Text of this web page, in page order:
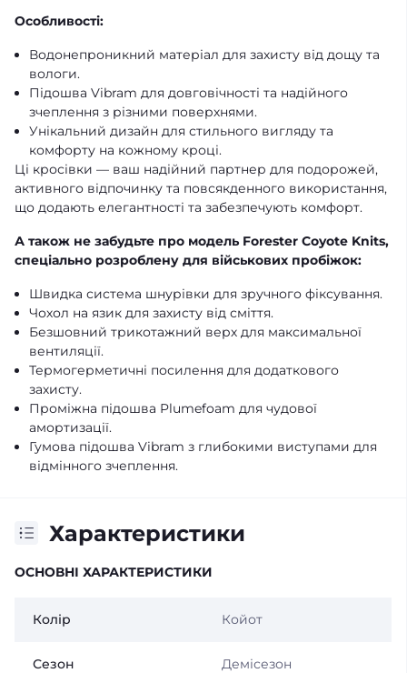
Особливості:
Водонепроникний матеріал для захисту від дощу та
вологи.
Підошва Vibram для довговічності та надійного
зчеплення з різними поверхнями.
Унікальний дизайн для стильного вигляду та
комфорту на кожному кроці.
Ці кросівки — ваш надійний партнер для подорожей,
активного відпочинку та повсякденного використання,
що додають елегантності та забезпечують комфорт.
А також не забудьте про модель Forester Coyote Knits,
спеціально розроблену для військових пробіжок:
Швидка система шнурівки для зручного фіксування.
Чохол на язик для захисту від сміття.
Безшовний трикотажний верх для максимальної
вентиляції.
Термогерметичні посилення для додаткового
захисту.
Проміжна підошва Plumefoam для чудової
амортизації.
Гумова підошва Vibram з глибокими виступами для
відмінного зчеплення.
Характеристики
ОСНОВНІ ХАРАКТЕРИСТИКИ
Колір Койот
Сезон Демісезон